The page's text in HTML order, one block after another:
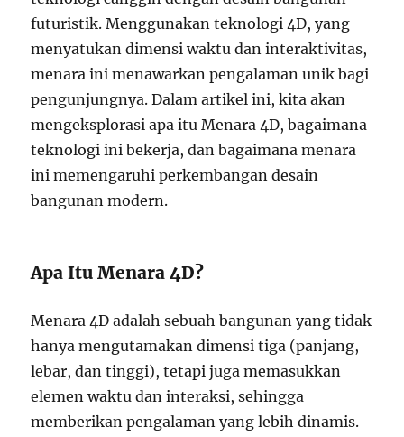
futuristik. Menggunakan teknologi 4D, yang
menyatukan dimensi waktu dan interaktivitas,
menara ini menawarkan pengalaman unik bagi
pengunjungnya. Dalam artikel ini, kita akan
mengeksplorasi apa itu Menara 4D, bagaimana
teknologi ini bekerja, dan bagaimana menara
ini memengaruhi perkembangan desain
bangunan modern.
Apa Itu Menara 4D?
Menara 4D adalah sebuah bangunan yang tidak
hanya mengutamakan dimensi tiga (panjang,
lebar, dan tinggi), tetapi juga memasukkan
elemen waktu dan interaksi, sehingga
memberikan pengalaman yang lebih dinamis.